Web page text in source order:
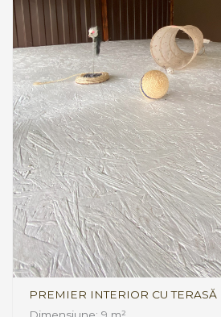
PREMIER INTERIOR CU TERASĂ